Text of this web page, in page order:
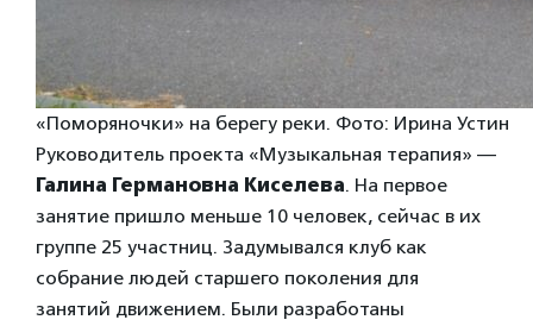
«Поморяночки» на берегу реки. Фото: Ирина Устин
Руководитель проекта «Музыкальная терапия» —
Галина Германовна Киселева. На первое
занятие пришло меньше 10 человек, сейчас в их
группе 25 участниц. Задумывался клуб как
собрание людей старшего поколения для
занятий движением. Были разработаны